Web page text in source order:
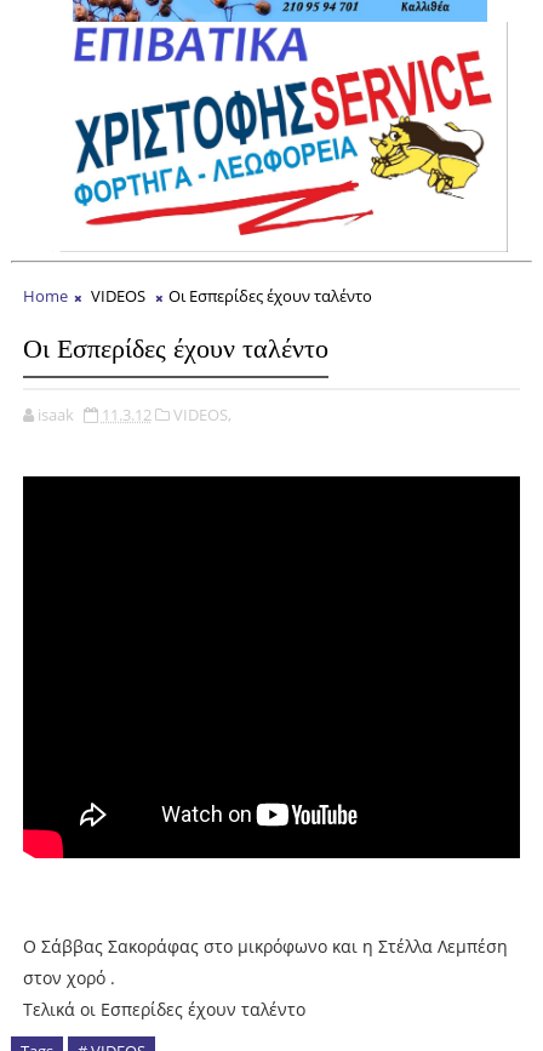
Home VIDEOS Οι Εσπερίδες έχουν ταλέντο
Οι Εσπερίδες έχουν ταλέντο
isaak 11.3.12 VIDEOS,
Ο Σάββας Σακοράφας στο μικρόφωνο και η Στέλλα Λεμπέση
στον χορό .
Τελικά οι Εσπερίδες έχουν ταλέντο